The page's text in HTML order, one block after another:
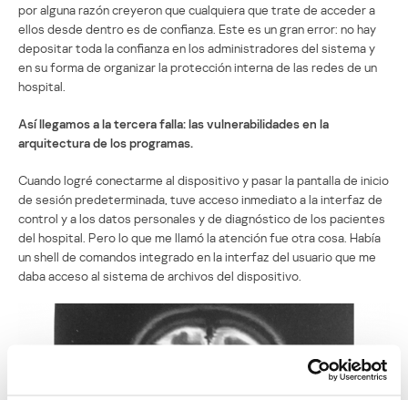
por alguna razón creyeron que cualquiera que trate de acceder a
ellos desde dentro es de confianza. Este es un gran error: no hay
depositar toda la confianza en los administradores del sistema y
en su forma de organizar la protección interna de las redes de un
hospital.
Así llegamos a la tercera falla: las vulnerabilidades en la
arquitectura de los programas.
Cuando logré conectarme al dispositivo y pasar la pantalla de inicio
de sesión predeterminada, tuve acceso inmediato a la interfaz de
control y a los datos personales y de diagnóstico de los pacientes
del hospital. Pero lo que me llamó la atención fue otra cosa. Había
un shell de comandos integrado en la interfaz del usuario que me
daba acceso al sistema de archivos del dispositivo.